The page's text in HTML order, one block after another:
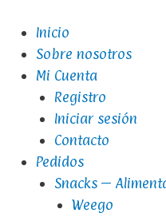
Inicio
Sobre nosotros
Mi Cuenta
Registro
Iniciar sesión
Contacto
Pedidos
Snacks –
Weego